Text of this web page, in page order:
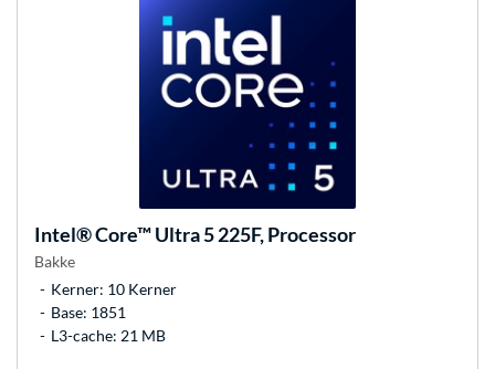
Intel®Core™ Ultra 5 225F, Processor
Bakke
Kerner: 10 Kerner
Base: 1851
L3-cache: 21 MB